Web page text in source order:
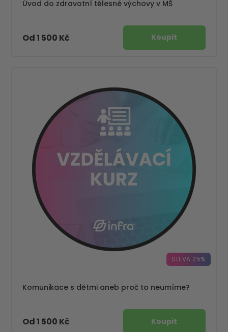
Úvod do zdravotní tělesné výchovy v MŠ
Od 1 500 Kč
SLEVA 25%
Komunikace s dětmi aneb proč to neumíme?
Od 1 500 Kč